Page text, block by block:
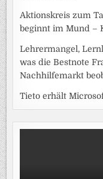
Aktionskreis zum
beginnt im Mund –
Lehrermangel,
was die Bestnote
Nachhilfemarkt
Tieto erhält